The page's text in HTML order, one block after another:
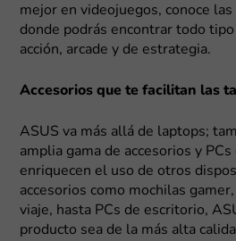
mejor en videojuegos, conoce las
donde podrás encontrar todo
acción, arcade y de estrategia.
Accesorios que te facilitan las
ASUS va más allá de laptops;
amplia gama de accesorios y
enriquecen el uso de otros
accesorios como mochilas
viaje, hasta PCs de escritorio,
producto sea de la más alta